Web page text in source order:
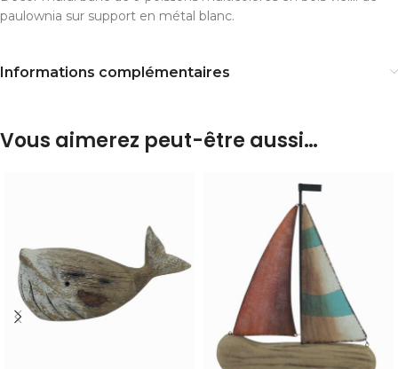
paulownia sur support en métal blanc.
Informations complémentaires
Vous aimerez peut-être aussi…